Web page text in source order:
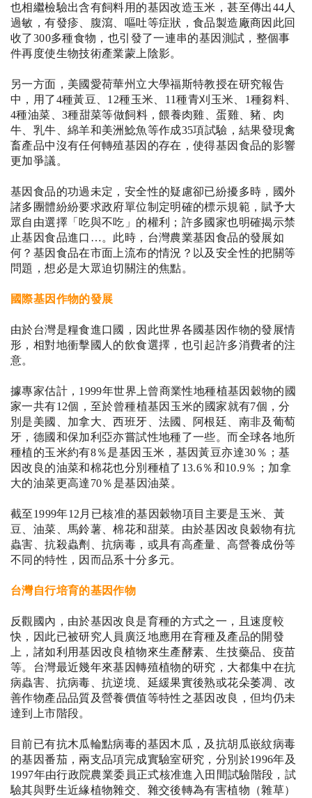
也相繼檢驗出含有飼料用的基因改造玉米，甚至傳出44人
過敏，有發疹、腹瀉、嘔吐等症狀，食品製造廠商因此回
收了300多種食物，也引發了一連串的基因測試，整個事
件再度使生物技術產業蒙上陰影。
另一方面，美國愛荷華州立大學福斯特教授在研究報告
中，用了4種黃豆、 12種玉米、 11種青刈玉米、 1種芻料、
4種油菜、 3種甜菜等做飼料，餵養肉雞、蛋雞、豬、肉
牛、乳牛、綿羊和美洲鯰魚等作成35項試驗，結果發現禽
畜產品中沒有任何轉殖基因的存在，使得基因食品的影響
更加爭議。
基因食品的功過未定，安全性的疑慮卻已紛擾多時，國外
諸多團體紛紛要求政府單位制定明確的標示規範，賦予大
眾自由選擇「吃與不吃」的權利；許多國家也明確揭示禁
止基因食品進口 …。此時，台灣農業基因食品的發展如
何？基因食品在市面上流布的情況？以及安全性的把關等
問題，想必是大眾迫切關注的焦點。
國際基因作物的發展
由於台灣是糧食進口國，因此世界各國基因作物的發展情
形，相對地衝擊國人的飲食選擇，也引起許多消費者的注
意。
據專家估計， 1999年世界上曾商業性地種植基因穀物的國
家一共有12個，至於曾種植基因玉米的國家就有7個，分
別是美國、加拿大、西班牙、法國、阿根廷、南非及葡萄
牙，德國和保加利亞亦嘗試性地種了一些。而全球各地所
種植的玉米約有8％是基因玉米，基因黃豆亦達30 ％；基
因改良的油菜和棉花也分別種植了 13.6％和10.9％；加拿
大的油菜更高達70％是基因油菜。
截至1999年12 月已核准的基因穀物項目主要是玉米、黃
豆、油菜、馬鈴薯、棉花和甜菜。由於基因改良穀物有抗
蟲害、抗殺蟲劑、抗病毒，或具有高產量、高營養成份等
不同的特性，因而品系十分多元。
台灣自行培育的基因作物
反觀國內，由於基因改良是育種的方式之一，且速度較
快，因此已被研究人員廣泛地應用在育種及產品的開發
上，諸如利用基因改良植物來生產酵素、生技藥品、疫苗
等。台灣最近幾年來基因轉殖植物的研究，大都集中在抗
病蟲害、抗病毒、抗逆境、延緩果實後熟或花朵萎凋、改
善作物產品品質及營養價值等特性之基因改良，但均仍未
達到上市階段。
目前已有抗木瓜輪點病毒的基因木瓜，及抗胡瓜嵌紋病毒
的基因番茄，兩支品項完成實驗室研究，分別於1996年及
1997年由行政院農業委員正式核准進入田間試驗階段，試
驗其與野生近緣植物雜交、雜交後轉為有害植物（雜草）